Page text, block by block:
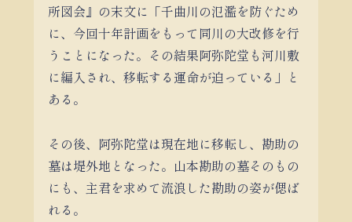
所図会』の末文に「千曲川の氾濫を防ぐため
に、今回十年計画をもって同川の大改修を行
うことになった。その結果阿弥陀堂も河川敷
に編入され、移転する運命が迫っている」と
ある。
その後、阿弥陀堂は現在地に移転し、勘助の
墓は堤外地となった。山本勘助の墓そのもの
にも、主君を求めて流浪した勘助の姿が偲ば
れる。